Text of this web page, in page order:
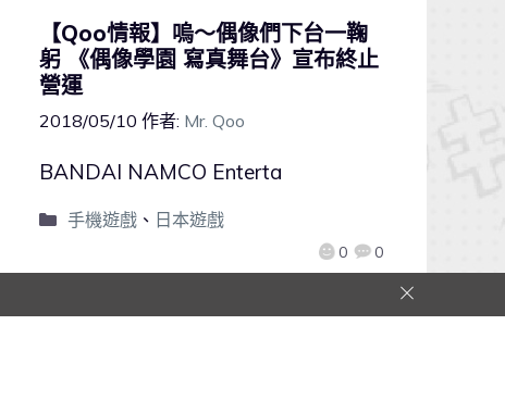
【Qoo情報】嗚～偶像們下台一鞠
躬 《偶像學園 寫真舞台》宣布終止
營運
2018/05/10 作者: Mr. Qoo
0 0
BANDAI NAMCO Enterta
手機遊戲、 日本遊戲